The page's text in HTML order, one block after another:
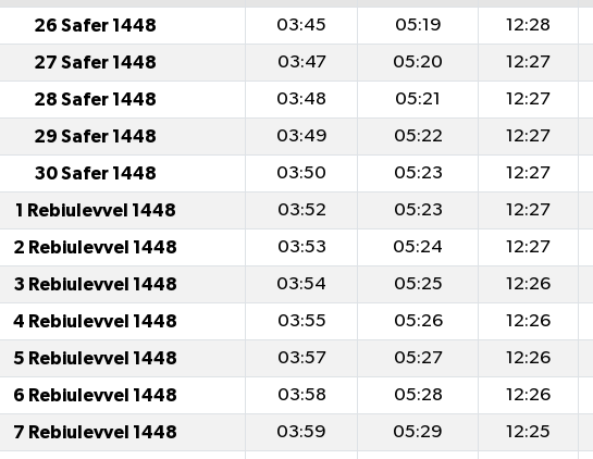
26 Safer 1448 03:45 05:19 12:28
27 Safer 1448 03:47 05:20 12:27
28 Safer 1448 03:48 05:21 12:27
29 Safer 1448 03:49 05:22 12:27
30 Safer 1448 03:50 05:23 12:27
1 Rebiulevvel 1448 03:52 05:23 12:27
2 Rebiulevvel 1448 03:53 05:24 12:27
3 Rebiulevvel 1448 03:54 05:25 12:26
4 Rebiulevvel 1448 03:55 05:26 12:26
5 Rebiulevvel 1448 03:57 05:27 12:26
6 Rebiulevvel 1448 03:58 05:28 12:26
7 Rebiulevvel 1448 03:59 05:29 12:25